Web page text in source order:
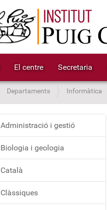
El centre Secretaria
Departaments Informàtica
Administració i gestió
Biologia i geologia
Català
Clàssiques